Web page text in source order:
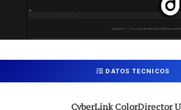
DATOS TECNICOS
CyberLink ColorDirector